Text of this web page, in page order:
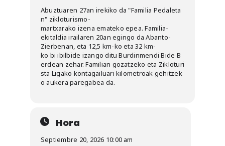
Abuztuaren 27an irekiko da "Familia Pedaleta
n" zikloturismo-
martxarako izena emateko epea. Familia-
ekitaldia irailaren 20an egingo da Abanto-
Zierbenan, eta 12,5 km-ko eta 32 km-
ko bi ibilbide izango ditu Burdinmendi Bide B
erdean zehar. Familian gozatzeko eta Zikloturi
sta Ligako kontagailuari kilometroak gehitzek
o aukera paregabea da.
Hora
Septiembre 20, 2026 10:00 am